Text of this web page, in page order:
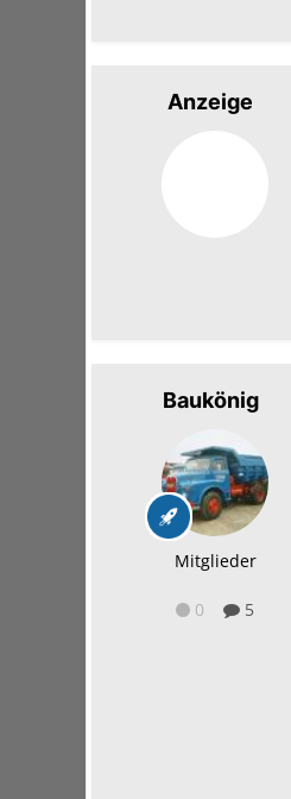
Anzeige
Baukönig
Mitglieder
0 5